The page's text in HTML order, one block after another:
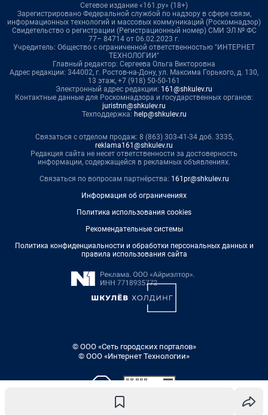
Сетевое издание «161.ру» (18+)
Зарегистрировано Федеральной службой по надзору в сфере связи,
информационных технологий и массовых коммуникаций (Роскомнадзор)
Свидетельство о регистрации (Регистрационный номер) СМИ ЭЛ № ФС
77– 84714 от 06.02.2023 г.
Учредитель: Общество с ограниченной ответственностью "ИНТЕРНЕТ
ТЕХНОЛОГИИ"
Главный редактор: Сергеева Ольга Викторовна
Адрес редакции: 344002, г. Ростов-на-Дону, ул. Максима Горького, д. 130,
13 этаж, +7 (918) 50-50-161
Электронный адрес редакции: 161@shkulev.ru
Контактные данные для Роскомнадзора и государственных органов:
juristnn@shkulev.ru
Техподдержка: help@shkulev.ru
Связаться с отделом продаж: 8 (863) 303-41-34 доб. 3335,
reklama161@shkulev.ru
Редакция сайта не несет ответственности за достоверность
информации, содержащейся в рекламных объявлениях.
Связаться по вопросам партнёрства: 161pr@shkulev.ru
Информация об ограничениях
Политика использования cookies
Рекомендательные системы
Политика конфиденциальности и обработки персональных данных и
правила использования сайта
© ООО «Сеть городских порталов»
© ООО «Интернет Технологии»